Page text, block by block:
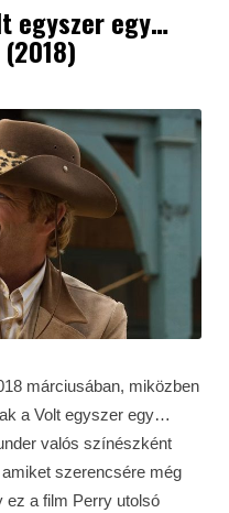
egyszer egy…
márciusában, miközben
a Volt egyszer egy…
valós színészként
szerencsére még
ez a film Perry utolsó